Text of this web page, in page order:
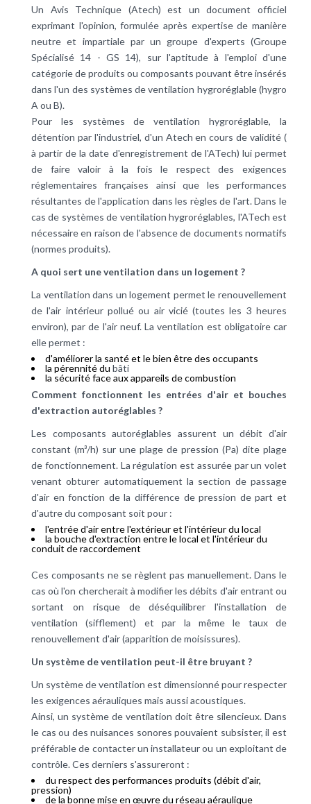
Un Avis Technique (Atech) est un document officiel
exprimant l'opinion, formulée après expertise de manière
neutre et impartiale par un groupe d'experts (Groupe
Spécialisé 14 - GS 14), sur l'aptitude à l'emploi d'une
catégorie de produits ou composants pouvant être insérés
dans l'un des systèmes deventilation hygroréglable(hygro
A ou B).
Pour les systèmes de ventilation hygroréglable, la
détention par l'industriel, d'un Atech en cours de validité (
à partir de la date d'enregistrement de l'ATech) lui permet
de faire valoir à la fois le respect des exigences
réglementaires françaises ainsi que les performances
résultantes de l'application dans les règles de l'art. Dans le
cas de systèmes de ventilation hygroréglables, l'ATech est
nécessaire en raison de l'absence de documents normatifs
(normes produits).
A quoi sert une ventilation dans un logement ?
La ventilation dans un logement permet le renouvellement
de l'air intérieur pollué ou air vicié(toutes les 3 heures
environ), par de l'air neuf. La ventilation est obligatoire car
elle permet :
d'améliorer la santé et le bien être des occupants
la pérennité du bâti
la sécurité face aux appareils de combustion
Comment fonctionnent les entrées d'air et bouches
d'extraction autoréglables ?
Les composants autoréglables assurent un débit d'air
constant (m³/h) sur une plage de pression (Pa) dite plage
de fonctionnement. Larégulation est assurée par un volet
venant obturer automatiquement la section de passage
d'air en fonction de la différence de pression de part et
d'autre du composant soit pour :
l'entrée d'air entre l'extérieur et l'intérieur du local
la bouche d'extraction entre le local et l'intérieur du
conduit de raccordement
Ces composants ne se règlent pas manuellement. Dans le
cas où l'on chercherait à modifier les débits d'air entrant ou
sortant on risque de déséquilibrer l'installation de
ventilation (sifflement) et par la même le taux de
renouvellement d'air (apparition de moisissures).
Un système de ventilation peut-il être bruyant ?
Un système de ventilation est dimensionné pour respecter
les exigences aérauliques mais aussi acoustiques.
Ainsi, un système de ventilation doit être silencieux. Dans
le cas ou des nuisances sonores pouvaient subsister, il est
préférable de contacter un installateur ou un exploitant de
contrôle. Ces derniers s'assureront :
du respect des performances produits (débit d'air,
pression)
de la bonne mise en œuvre du réseau aéraulique